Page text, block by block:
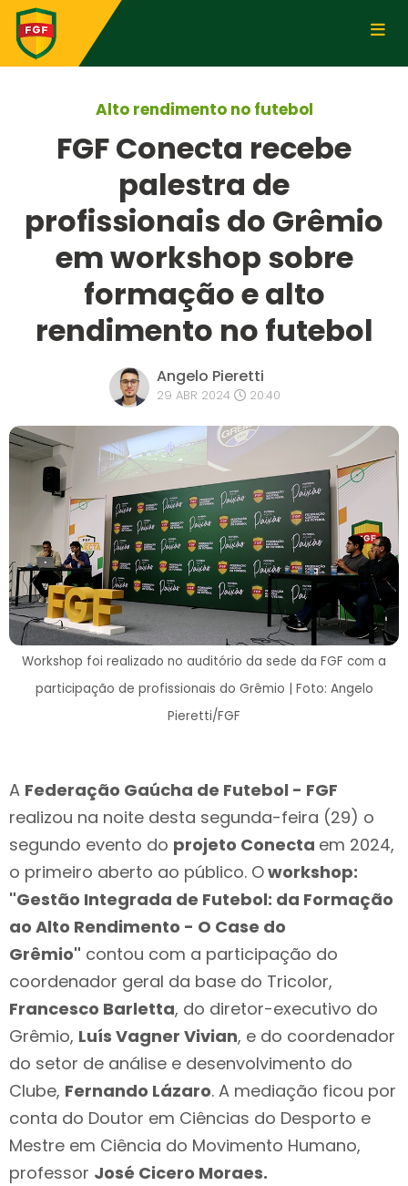
Alto rendimento no futebol
FGF Conecta recebe
palestra de
profissionais do Grêmio
em workshop sobre
formação e alto
rendimento no futebol
Angelo Pieretti
29 ABR 2024 20:40
Workshop foi realizado no auditório da sede da FGF com a
participação de profissionais do Grêmio | Foto: Angelo
Pieretti/FGF
A Federação Gaúcha de Futebol - FGF
realizou na noite desta segunda-feira (29) o
segundo evento do projeto Conecta em 2024,
o primeiro aberto ao público. Oworkshop:
"Gestão Integrada de Futebol: da Formação
ao Alto Rendimento - O Case do
Grêmio" contou com a participação do
coordenador geral da base do Tricolor,
Francesco Barletta, do diretor-executivo do
Grêmio, Luís Vagner Vivian, e do coordenador
do setor de análise e desenvolvimento do
Clube, Fernando Lázaro. A mediação ficou por
conta do Doutor em Ciências do Desporto e
Mestre em Ciência do Movimento Humano,
professor José Cicero Moraes.